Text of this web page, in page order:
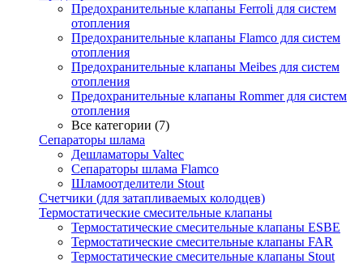
Предохранительные клапаны Ferroli для систем
отопления
Предохранительные клапаны Flamco для систем
отопления
Предохранительные клапаны Meibes для систем
отопления
Предохранительные клапаны Rommer для систем
отопления
Все категории (7)
Сепараторы шлама
Дешламаторы Valtec
Сепараторы шлама Flamco
Шламоотделители Stout
Счетчики (для затапливаемых колодцев)
Термостатические смесительные клапаны
Термостатические смесительные клапаны ESBE
Термостатические смесительные клапаны FAR
Термостатические смесительные клапаны Stout